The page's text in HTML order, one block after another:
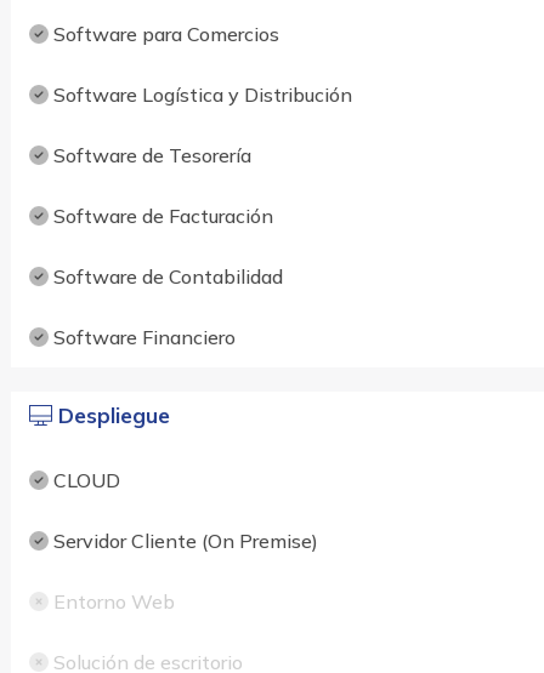
Software para Comercios
Software Logística y Distribución
Software de Tesorería
Software de Facturación
Software de Contabilidad
Software Financiero
Despliegue
CLOUD
Servidor Cliente (On Premise)
Entorno Web
Solución de escritorio